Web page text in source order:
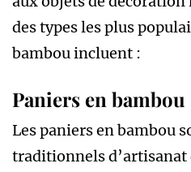
des types les plus
bambou incluent :
Paniers en bambou
Les paniers en bambou
traditionnels d’artisanat